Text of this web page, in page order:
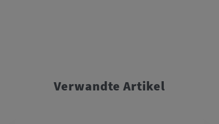
Verwandte Artikel